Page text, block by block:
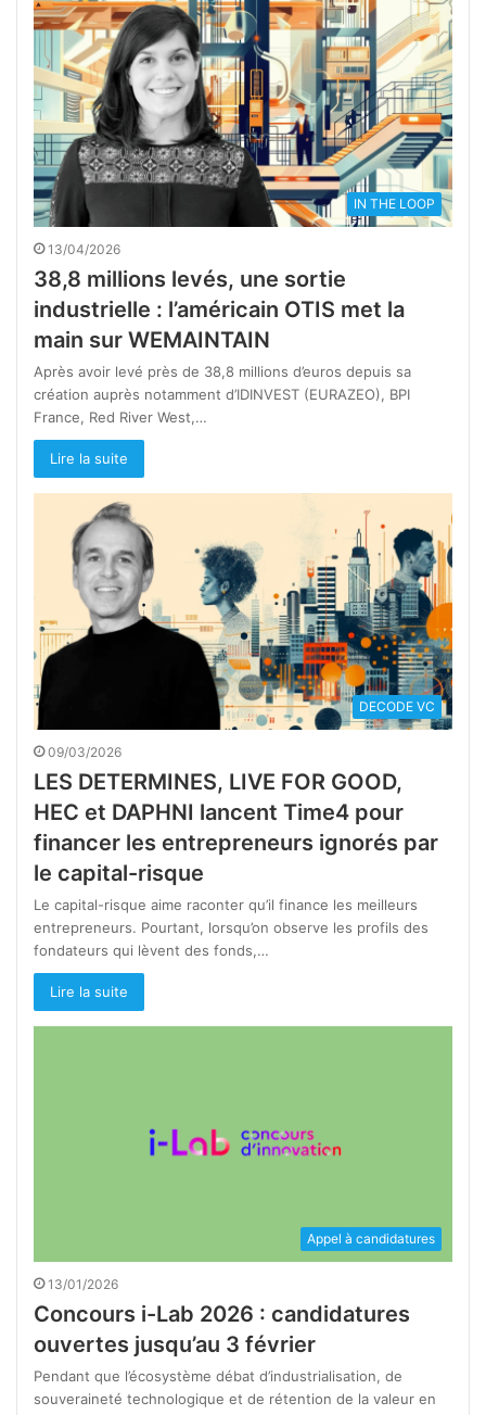
IN THE LOOP
13/04/2026
38,8 millions levés, une sortie
industrielle : l’américain OTIS met la
main sur WEMAINTAIN
Après avoir levé près de 38,8 millions d’euros depuis sa
création auprès notamment d’IDINVEST (EURAZEO), BPI
France, Red River West,…
Lire la suite
DECODE VC
09/03/2026
LES DETERMINES, LIVE FOR GOOD,
HEC et DAPHNI lancent Time4 pour
financer les entrepreneurs ignorés par
le capital-risque
Le capital-risque aime raconter qu’il finance les meilleurs
entrepreneurs. Pourtant, lorsqu’on observe les profils des
fondateurs qui lèvent des fonds,…
Lire la suite
Appel à candidatures
13/01/2026
Concours i-Lab 2026 : candidatures
ouvertes jusqu’au 3 février
Pendant que l’écosystème débat d’industrialisation, de
souveraineté technologique et de rétention de la valeur en